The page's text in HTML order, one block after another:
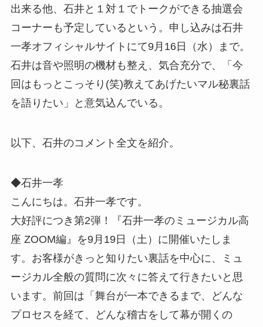
出来る他、石井と１対１でトークができる抽選会
コーナーも予定しているという。申し込みは石井
一孝オフィシャルサイトにて9月16日（水）まで。
石井は音や照明の機材も整え、気合充分で、「今
回はもっとこっそり(笑)教えてあげたいマル秘裏話
を語りたい」と意気込んでいる。
以下、石井のコメント全文を紹介。
◆石井一孝
こんにちは。石井一孝です。
大好評につき第2弾！『石井一孝のミュージカル高
座 ZOOM編』を9月19日（土）に開催いたしま
す。お客様がきっと知りたい裏話を中心に、ミュ
ージカル全般の質問に次々に答えて行きたいと思
います。前回は「舞台が一本できるまで、どんな
プロセスを経て、どんな稽古をして幕が開くの